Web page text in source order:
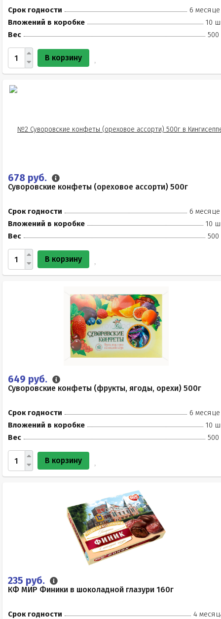
Срок годности
6
Вложений в коробке
10
Вес
500
В корзину
678 руб.
Суворовские конфеты (ореховое ассорти) 500г
Срок годности
6
Вложений в коробке
10
Вес
500
В корзину
649 руб.
Суворовские конфеты (фрукты, ягоды, орехи) 500г
Срок годности
6
Вложений в коробке
10
Вес
500
В корзину
235 руб.
КФ МИР Финики в шоколадной глазури 160г
Срок годности
4